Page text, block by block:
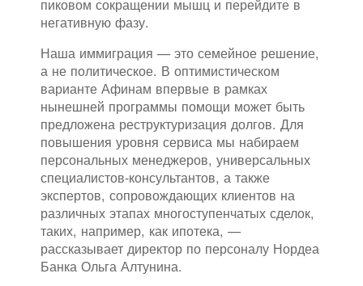
пиковом сокращении мышц и перейдите в
негативную фазу.
Наша иммиграция — это семейное решение,
а не политическое. В оптимистическом
варианте Афинам впервые в рамках
нынешней программы помощи может быть
предложена реструктуризация долгов. Для
повышения уровня сервиса мы набираем
персональных менеджеров, универсальных
специалистов-консультантов, а также
экспертов, сопровождающих клиентов на
различных этапах многоступенчатых сделок,
таких, например, как ипотека, —
рассказывает директор по персоналу Нордеа
Банка Ольга Алтунина.